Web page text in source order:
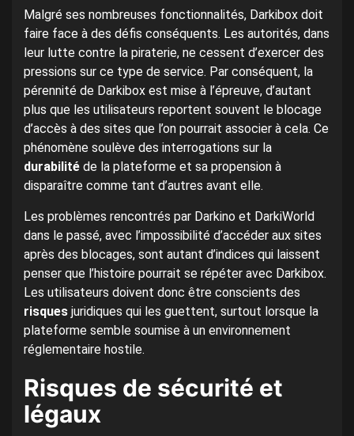
Malgré ses nombreuses fonctionnalités, Darkibox doit
faire face à des défis conséquents. Les autorités, dans
leur lutte contre la piraterie, ne cessent d’exercer des
pressions sur ce type de service. Par conséquent, la
pérennité de Darkibox est mise à l’épreuve, d’autant
plus que les utilisateurs reportent souvent le blocage
d’accès à des sites que l’on pourrait associer à cela. Ce
phénomène soulève des interrogations sur la
durabilité de la plateforme et sa propension à
disparaître comme tant d’autres avant elle.
Les problèmes rencontrés par Darkino et DarkiWorld
dans le passé, avec l’impossibilité d’accéder aux sites
après des blocages, sont autant d’indices qui laissent
penser que l’histoire pourrait se répéter avec Darkibox.
Les utilisateurs doivent donc être conscients des
risques juridiques qui les guettent, surtout lorsque la
plateforme semble soumise à un environnement
réglementaire hostile.
Risques de sécurité et
légaux